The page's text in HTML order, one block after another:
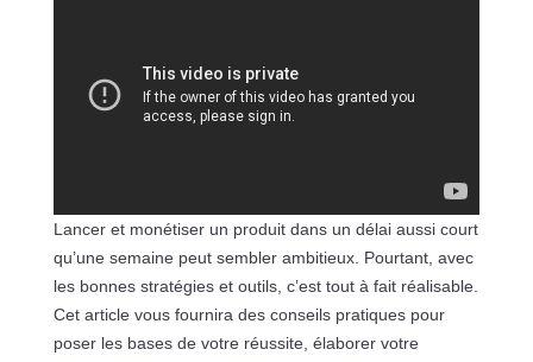
Lancer et monétiser un produit dans un délai aussi court
qu’une semaine peut sembler ambitieux. Pourtant, avec
les bonnes stratégies et outils, c’est tout à fait réalisable.
Cet article vous fournira des conseils pratiques pour
poser les bases de votre réussite, élaborer votre